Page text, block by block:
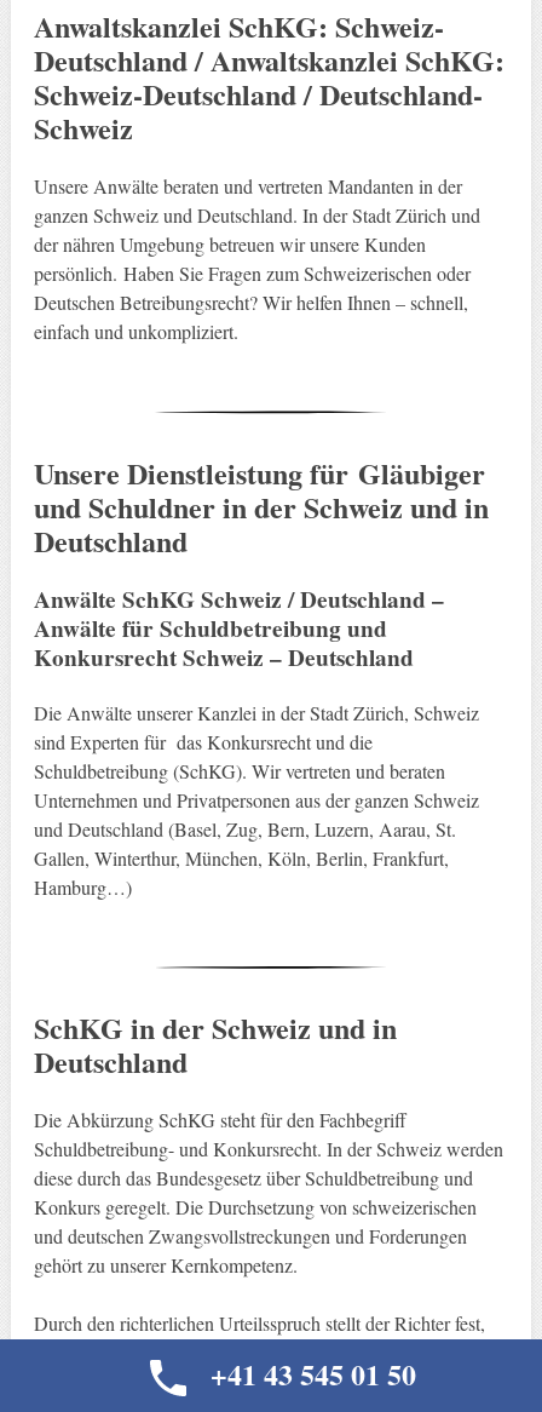
Anwaltskanzlei SchKG: Schweiz-
Deutschland / Anwaltskanzlei SchKG:
Schweiz-Deutschland / Deutschland-
Schweiz
Unsere Anwälte beraten und vertreten Mandanten in der
ganzen Schweiz und Deutschland. In der Stadt Zürich und
der nähren Umgebung betreuen wir unsere Kunden
persönlich. Haben Sie Fragen zum Schweizerischen oder
Deutschen Betreibungsrecht? Wir helfen Ihnen – schnell,
einfach und unkompliziert.
Unsere Dienstleistung für Gläubiger
und Schuldner in der Schweiz und in
Deutschland
Anwälte SchKG Schweiz / Deutschland –
Anwälte für Schuldbetreibung und
Konkursrecht Schweiz – Deutschland
Die Anwälte unserer Kanzlei in der Stadt Zürich, Schweiz
sind Experten für das Konkursrecht und die
Schuldbetreibung (SchKG). Wir vertreten und beraten
Unternehmen und Privatpersonen aus der ganzen Schweiz
und Deutschland (Basel, Zug, Bern, Luzern, Aarau, St.
Gallen, Winterthur, München, Köln, Berlin, Frankfurt,
Hamburg…)
SchKG in der Schweiz und in
Deutschland
Die Abkürzung SchKG steht für den Fachbegriff
Schuldbetreibung- und Konkursrecht. In der Schweiz werden
diese durch das Bundesgesetz über Schuldbetreibung und
Konkurs geregelt. Die Durchsetzung von schweizerischen
und deutschen Zwangsvollstreckungen und Forderungen
gehört zu unserer Kernkompetenz.
Durch den richterlichen Urteilsspruch stellt der Richter fest,
Rechtssuchende auf das vom Richter zugesprochene
+41 43 545 01 50